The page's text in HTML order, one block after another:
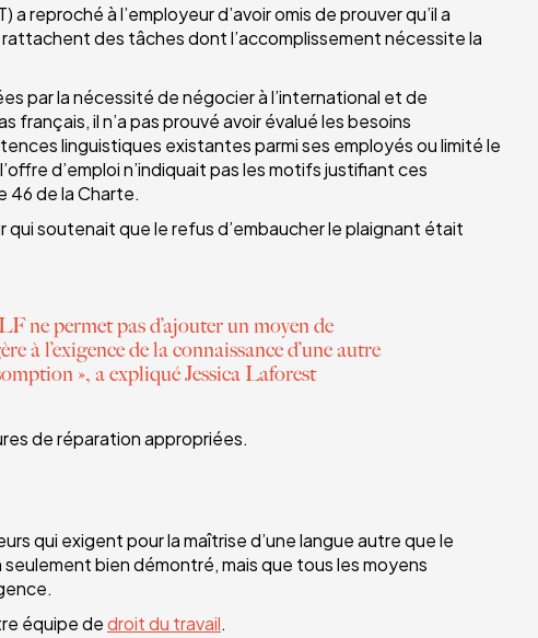
reproché à l’employeur d’avoir omis de prouver qu’il a
des tâches dont l’accomplissement nécessite la
par la nécessité de négocier à l’international et de
il n’a pas prouvé avoir évalué les besoins
linguistiques existantes parmi ses employés ou limité le
d’emploi n’indiquait pas les motifs justifiant ces
46 de la Charte.
qui soutenait que le refus d’embaucher le plaignant était
ne permet pas d’ajouter un moyen de
à l’exigence de la connaissance d’une autre
», a expliqué Jessica Laforest
de réparation appropriées.
qui exigent pour la maîtrise d’une langue autre que le
bien démontré, mais que tous les moyens
équipe dedroit du travail.